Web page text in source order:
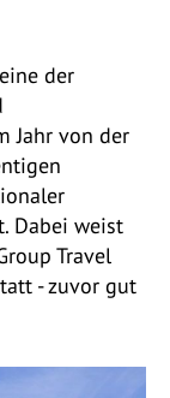
der
Jahr von der
Dabei weist
Travel
- zuvor gut